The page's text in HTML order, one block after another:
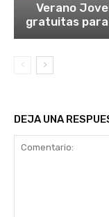
Verano
gratuitas
DEJA UNA